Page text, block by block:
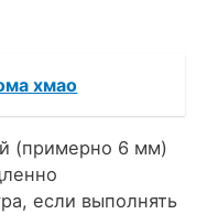
хмао
(примерно 6 мм)
если выполнять